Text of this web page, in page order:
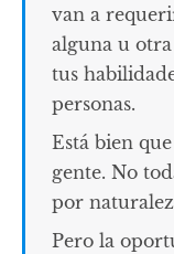
van a
alguna u
tus
personas.
Está bien
gente. No
por
Pero la